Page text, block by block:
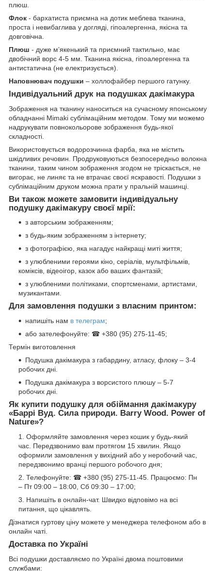
плюш.
Флок - бархатиста приємна на дотик меблева тканина,
проста і невибаглива у догляді, гіпоалергенна, якісна та
довговічна.
Плюш - дуже мʼякенький та приємний тактильно, має
двобічний ворс 4-5 мм. Тканина якісна, гіпоалергенна та
антистатична (не електризується).
Наповнювач подушки – холлофайбер першого гатунку.
Індивідуальний друк на подушках дакімакура
Зображення на тканину наноситься на сучасному японському
обладнанні Mimaki сублімаційним методом. Тому ми можемо
надрукувати повнокольорове зображення будь-якої
складності.
Використовується водорозчинна фарба, яка не містить
шкідливих речовин. Продруковуються безпосередньо волокна
тканини, таким чином зображення згодом не тріскається, не
вигорає, не линяє та не втрачає своєї яскравості. Подушки з
сублімаційним друком можна прати у пральній машинці.
Ви також можете замовити індивідуальну
подушку дакімакуру своєї мрії:
з авторським зображенням;
з будь-яким зображенням з інтернету;
з фотографією, яка нагадує найкращі миті життя;
з улюбленими героями кіно, серіалів, мультфільмів,
коміксів, відеоігор, казок або ваших фантазій;
з улюбленими політиками, спортсменами, артистами,
музикантами.
Для замовлення подушки з власним принтом:
напишіть нам в телеграм;
або зателефонуйте: ☎ +380 (95) 275-11-45;
Термін виготовлення
Подушка дакімакура з габардину, атласу, флоку – 3-4
робочих дні.
Подушка дакімакура з ворсистого плюшу – 5-7
робочих дні.
Як купити подушку для обіймання дакімакуру
«Баррі Вуд. Сила природи. Barry Wood. Power of
Nature»?
Оформляйте замовлення через кошик у будь-який
час. Передзвонимо вам протягом 15 хвилин. Якщо
оформили замовлення у вихідний або у неробочий час,
передзвонимо вранці першого робочого дня;
Телефонуйте: ☎ +380 (95) 275-11-45. Працюємо: Пн
– Пт 09:00 – 18:00, Сб 09:30 – 17:00;
Напишіть в онлайн-чат. Швидко відповімо на всі
питання, що цікавлять.
Дізнатися гуртову ціну можете у менеджера телефоном або в
онлайн чаті.
Доставка по Україні
Всі подушки доставляємо по Україні двома поштовими
службами: